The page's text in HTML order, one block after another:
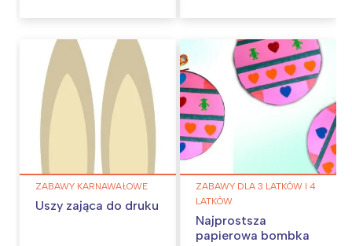
ZABAWY KARNAWAŁOWE
Uszy zająca do druku
ZABAWY DLA 3 LATKÓW I 4
LATKÓW
Najprostsza
papierowa bombka